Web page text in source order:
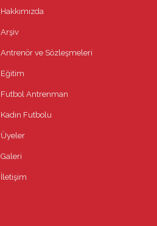
Hakkımızda
Arşiv
Antrenör ve Sözleşmeleri
Eğitim
Futbol Antrenman
Kadın Futbolu
Üyeler
Galeri
İletişim